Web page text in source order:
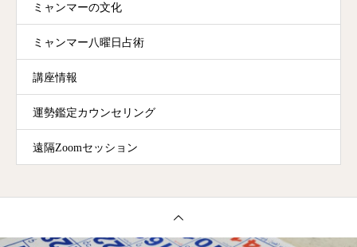
ミャンマーの文化
ミャンマー八曜日占術
講座情報
運勢鑑定カウンセリング
遠隔Zoomセッション